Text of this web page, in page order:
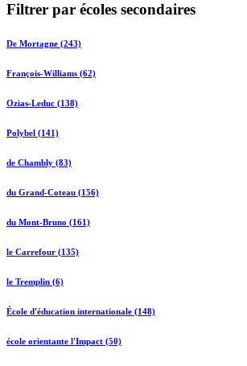
Filtrer par écoles secondaires
De Mortagne (243)
François-Williams (62)
Ozias-Leduc (138)
Polybel (141)
de Chambly (83)
du Grand-Coteau (156)
du Mont-Bruno (161)
le Carrefour (135)
le Tremplin (6)
École d'éducation internationale (148)
école orientante l'Impact (50)